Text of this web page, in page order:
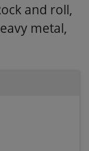
and roll,
metal,